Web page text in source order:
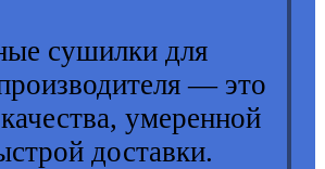
сушилки для
— это
умеренной
доставки.